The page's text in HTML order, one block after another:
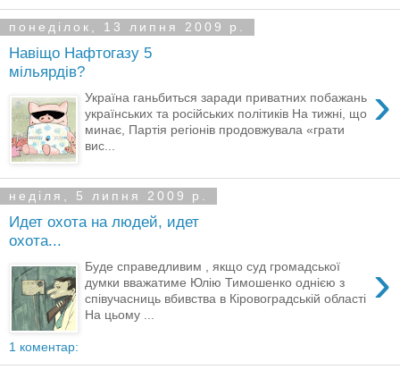
понеділок, 13 липня 2009 р.
Навіщо Нафтогазу 5
мільярдів?
›
Україна ганьбиться заради приватних побажань
українських та російських політиків На тижні, що
минає, Партія регіонів продовжувала «грати
вис...
неділя, 5 липня 2009 р.
Идет охота на людей, идет
охота...
›
Буде справедливим , якщо суд громадської
думки вважатиме Юлію Тимошенко однією з
співучасниць вбивства в Кіровоградській області
На цьому ...
1 коментар: